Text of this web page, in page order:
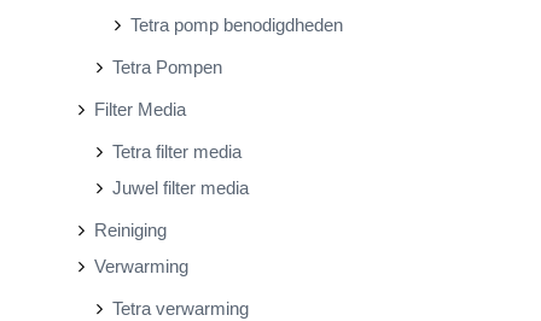
Tetra pomp benodigdheden
Tetra Pompen
Filter Media
Tetra filter media
Juwel filter media
Reiniging
Verwarming
Tetra verwarming